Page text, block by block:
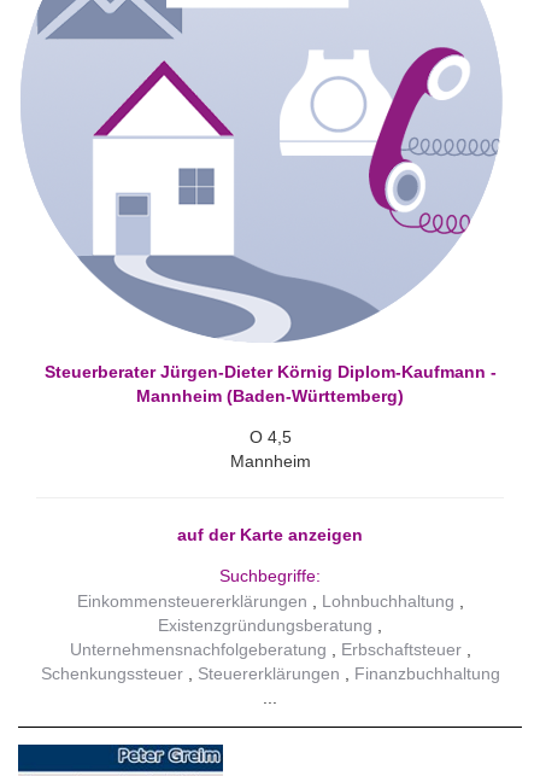
Steuerberater Jürgen-Dieter Körnig Diplom-Kaufmann -
Mannheim (Baden-Württemberg)
O 4,5
Mannheim
auf der Karte anzeigen
Suchbegriffe:
Einkommensteuererklärungen
Lohnbuchhaltung
Existenzgründungsberatung
Unternehmensnachfolgeberatung
Erbschaftsteuer
Schenkungssteuer
Steuererklärungen Finanzbuchhaltung